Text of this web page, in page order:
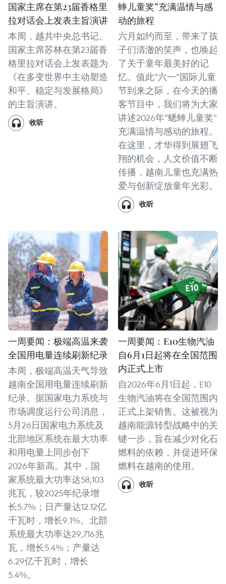
国家主席在第23届香格里
拉对话会上发表主旨演讲
本周，越共中央总书记、
国家主席苏林在第23届香
格里拉对话会上发表题为
《在多变世界中主动塑造
和平、稳定与发展格局》
的主旨演讲。
收听
蟀儿童奖”充满温情与感
动的旅程
六月如约而至，带来了孩
子们清澈的笑声，也唤起
了关于童年最美好的记
忆。值此“六一”国际儿童
节到来之际，在今天的播
客节目中，我们将为大家
讲述2026年“蟋蟀儿童奖”
充满温情与感动的旅程。
在这里，才华得到展翅飞
翔的机会，人文价值不断
传播，越南儿童也充满热
爱与创新绽放童年光彩。
收听
一周要闻：极端高温来袭
全国用电量连续刷新纪录
本周，极端高温天气导致
越南全国用电量连续刷新
纪录。据国家电力系统与
市场调度运行公司消息，
5月26日国家电力系统及
北部地区系统在最大功率
和用电量上同步创下
2026年新高。其中，国
家系统最大功率达58,103
兆瓦，较2025年纪录增
长5.7%；日产量达12.12亿
千瓦时，增长9.1%。北部
系统最大功率达29,716兆
瓦，增长5.4%；产量达
6.29亿千瓦时，增长
5.4%。
一周要闻：E10生物汽油
自6月1日起将在全国范围
内正式上市
自2026年6月1日起，E10
生物汽油将在全国范围内
正式上架销售。这被视为
越南能源转型战略中的关
键一步，旨在减少对化石
燃料的依赖，并促进环保
燃料在越南的使用。
收听